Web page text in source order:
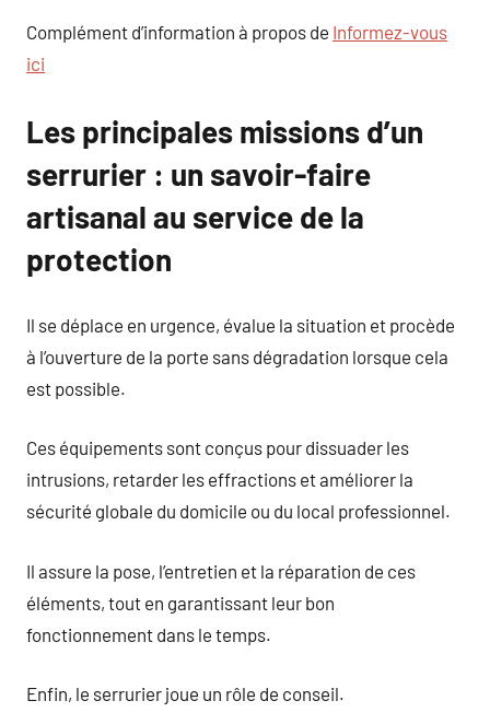
Complément d’information à propos de Informez-vous
ici
Les principales missions d’un
serrurier : un savoir-faire
artisanal au service de la
protection
Il se déplace en urgence, évalue la situation et procède
à l’ouverture de la porte sans dégradation lorsque cela
est possible.
Ces équipements sont conçus pour dissuader les
intrusions, retarder les effractions et améliorer la
sécurité globale du domicile ou du local professionnel.
Il assure la pose, l’entretien et la réparation de ces
éléments, tout en garantissant leur bon
fonctionnement dans le temps.
Enfin, le serrurier joue un rôle de conseil.